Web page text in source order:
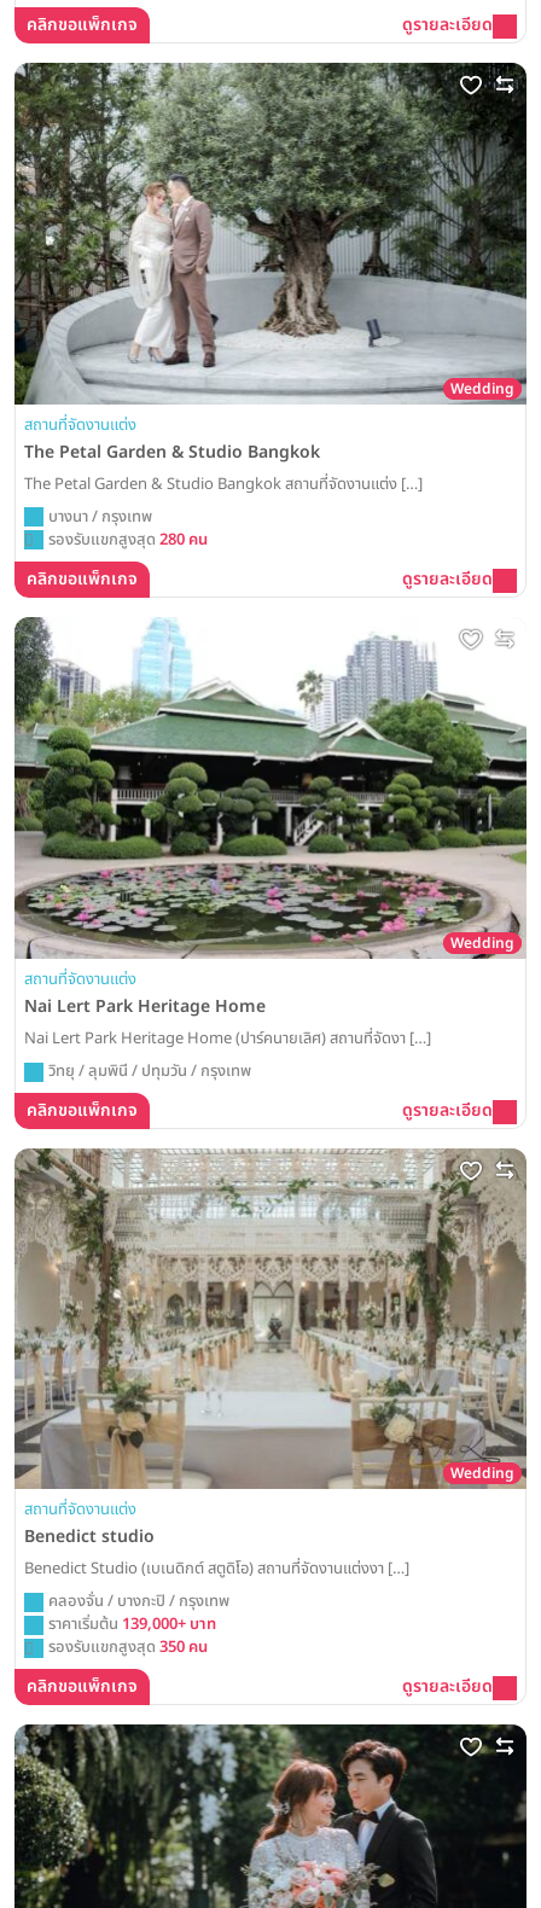
คลิกขอแพ็กเกจ ดูรายละเอียด
Wedding
สถานที่จัดงานแต่ง
The Petal Garden & Studio Bangkok
The Petal Garden & Studio Bangkok สถานที่จัดงานแต่ง […]
บางนา / กรุงเทพ
รองรับแขกสูงสุด 280 คน
คลิกขอแพ็กเกจ ดูรายละเอียด
Wedding
สถานที่จัดงานแต่ง
Nai Lert Park Heritage Home
Nai Lert Park Heritage Home (ปาร์คนายเลิศ) สถานที่จัดงา […]
วิทยุ / ลุมพินี / ปทุมวัน / กรุงเทพ
คลิกขอแพ็กเกจ ดูรายละเอียด
Wedding
สถานที่จัดงานแต่ง
Benedict studio
Benedict Studio (เบเนดิกต์ สตูดิโอ) สถานที่จัดงานแต่งงา […]
คลองจั่น / บางกะปิ / กรุงเทพ
ราคาเริ่มต้น 139,000+ บาท
รองรับแขกสูงสุด 350 คน
คลิกขอแพ็กเกจ ดูรายละเอียด